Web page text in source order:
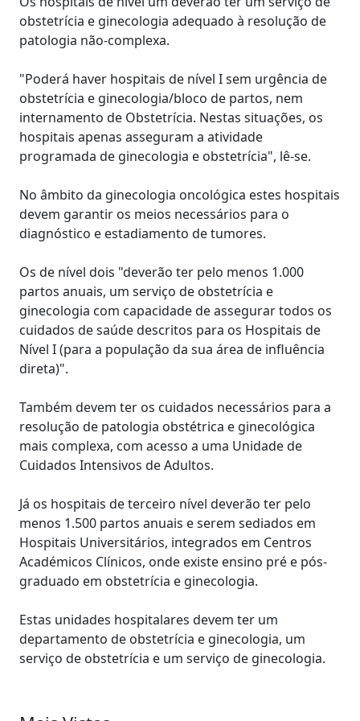
obstetrícia e ginecologia adequado à resolução de
patologia não-complexa.
"Poderá haver hospitais de nível I sem urgência de
obstetrícia e ginecologia/bloco de partos, nem
internamento de Obstetrícia. Nestas situações, os
hospitais apenas asseguram a atividade
programada de ginecologia e obstetrícia", lê-se.
No âmbito da ginecologia oncológica estes hospitais
devem garantir os meios necessários para o
diagnóstico e estadiamento de tumores.
Os de nível dois "deverão ter pelo menos 1.000
partos anuais, um serviço de obstetrícia e
ginecologia com capacidade de assegurar todos os
cuidados de saúde descritos para os Hospitais de
Nível I (para a população da sua área de influência
direta)".
Também devem ter os cuidados necessários para a
resolução de patologia obstétrica e ginecológica
mais complexa, com acesso a uma Unidade de
Cuidados Intensivos de Adultos.
Já os hospitais de terceiro nível deverão ter pelo
menos 1.500 partos anuais e serem sediados em
Hospitais Universitários, integrados em Centros
Académicos Clínicos, onde existe ensino pré e pós-
graduado em obstetrícia e ginecologia.
Estas unidades hospitalares devem ter um
departamento de obstetrícia e ginecologia, um
serviço de obstetrícia e um serviço de ginecologia.